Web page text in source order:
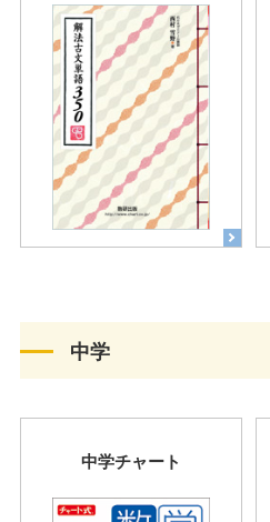
中学
中学チャート